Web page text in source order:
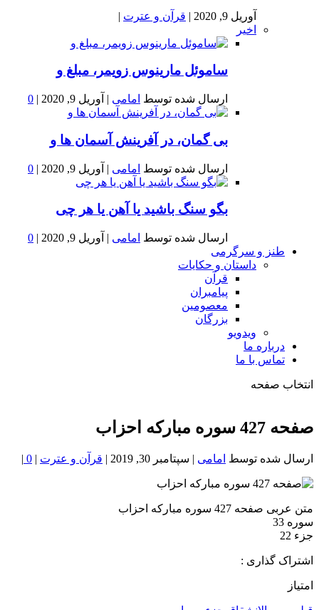
آوریل 9, 2020 | قرآن و عترت |
اخیر
ساموئل مارینوس زویمر، مبلغ و
ارسال شده توسط امامی | آوریل 9, 2020 |
0
بى گمان، در آفرينش آسمان ها و
ارسال شده توسط امامی | آوریل 9, 2020 |
0
بگو سنگ باشید یا آهن یا هر چی
ارسال شده توسط امامی | آوریل 9, 2020 |
0
طنز و سرگرمی
داستان و حکایات
قرآن
پیامبران
معصومین
بزرگان
ویدویو
درباره ما
تماس با ما
انتخاب صفحه
خون
شمال
صفحه 427 سوره مبارکه احزاب
ارسال شده توسط امامی | سپتامبر 30, 2019 | قرآن و عترت |
0
|
متن عربی صفحه 427 سوره مبارکه احزاب
سوره 33
جزء 22
اشتراک گذاری :
امتیاز